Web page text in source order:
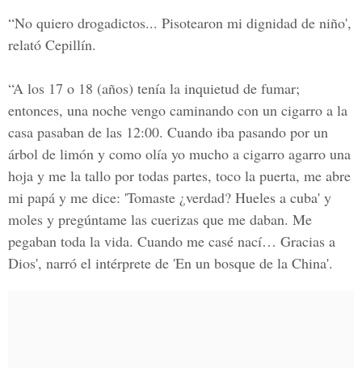
“No quiero drogadictos... Pisotearon mi dignidad de niño',
relató Cepillín.
“A los 17 o 18 (años) tenía la inquietud de fumar;
entonces, una noche vengo caminando con un cigarro a la
casa pasaban de las 12:00. Cuando iba pasando por un
árbol de limón y como olía yo mucho a cigarro agarro una
hoja y me la tallo por todas partes, toco la puerta, me abre
mi papá y me dice: 'Tomaste ¿verdad? Hueles a cuba' y
moles y pregúntame las cuerizas que me daban. Me
pegaban toda la vida. Cuando me casé nací… Gracias a
Dios', narró el intérprete de 'En un bosque de la China'.